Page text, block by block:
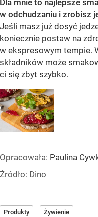
Dla mnie to najlepsze
w odchudzaniu i zrobisz
Jeśli masz już dosyć
koniecznie postaw na
w ekspresowym tempie.
składników może
ci się zbyt szybko.
Opracowała: Paulina
Źródło: Dino
Produkty Żywienie